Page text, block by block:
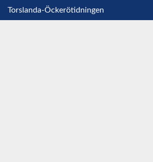
Torslanda-Öckerötidningen